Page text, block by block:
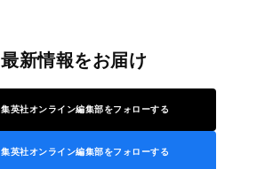
最新情報をお届け
集英社オンライン編集部をフォローする
集英社オンライン編集部をフォローする